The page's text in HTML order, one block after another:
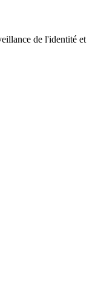
de l'identité et